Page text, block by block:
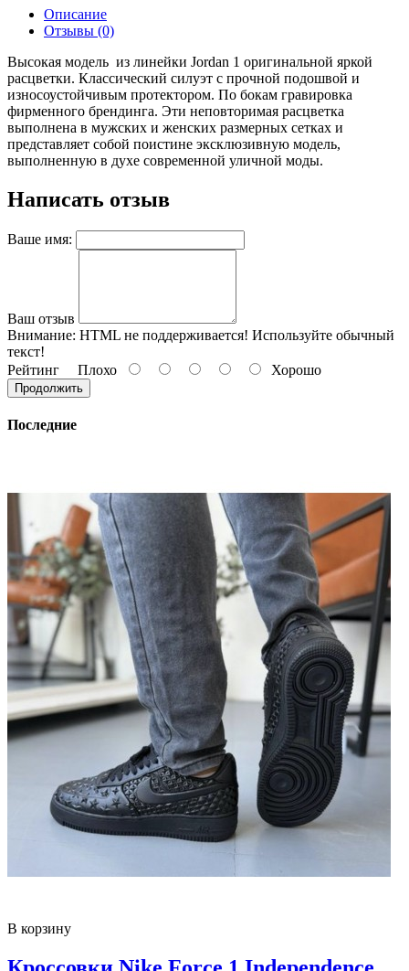
Описание
Отзывы (0)
Высокая модель из линейки Jordan 1 оригинальной яркой
расцветки. Классический силуэт с прочной подошвой и
износоустойчивым протектором. По бокам гравировка
фирменного брендинга. Эти неповторимая расцветка
выполнена в мужских и женских размерных сетках и
представляет собой поистине эксклюзивную модель,
выполненную в духе современной уличной моды.
Написать отзыв
Ваше имя:
Ваш отзыв
Внимание: HTML не поддерживается! Используйте обычный
текст!
Рейтинг Плохо Хорошо
Продолжить
Последние
В корзину